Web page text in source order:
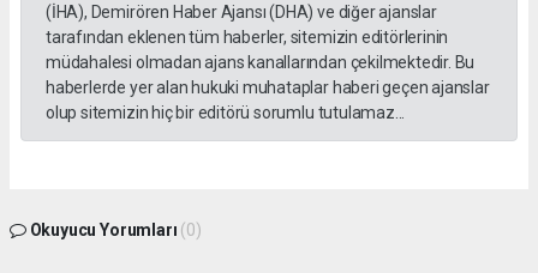
(İHA), Demirören Haber Ajansı (DHA) ve diğer ajanslar
tarafından eklenen tüm haberler, sitemizin editörlerinin
müdahalesi olmadan ajans kanallarından çekilmektedir. Bu
haberlerde yer alan hukuki muhataplar haberi geçen ajanslar
olup sitemizin hiç bir editörü sorumlu tutulamaz...
Okuyucu Yorumları (0)